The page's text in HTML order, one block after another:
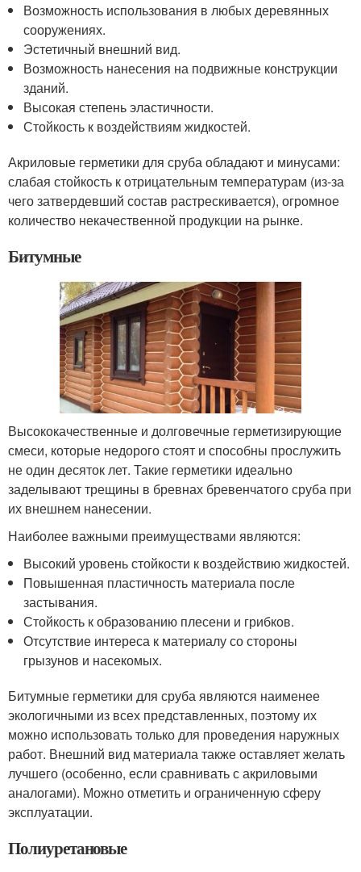
Возможность использования в любых деревянных
сооружениях.
Эстетичный внешний вид.
Возможность нанесения на подвижные конструкции
зданий.
Высокая степень эластичности.
Стойкость к воздействиям жидкостей.
Акриловые герметики для сруба обладают и минусами:
слабая стойкость к отрицательным температурам (из-за
чего затвердевший состав растрескивается), огромное
количество некачественной продукции на рынке.
Битумные
Высококачественные и долговечные герметизирующие
смеси, которые недорого стоят и способны прослужить
не один десяток лет. Такие герметики идеально
заделывают трещины в бревнах бревенчатого сруба при
их внешнем нанесении.
Наиболее важными преимуществами являются:
Высокий уровень стойкости к воздействию жидкостей.
Повышенная пластичность материала после
застывания.
Стойкость к образованию плесени и грибков.
Отсутствие интереса к материалу со стороны
грызунов и насекомых.
Битумные герметики для сруба являются наименее
экологичными из всех представленных, поэтому их
можно использовать только для проведения наружных
работ. Внешний вид материала также оставляет желать
лучшего (особенно, если сравнивать с акриловыми
аналогами). Можно отметить и ограниченную сферу
эксплуатации.
Полиуретановые